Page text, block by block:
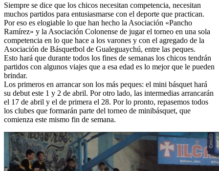
Siempre se dice que los chicos necesitan competencia, necesitan
muchos partidos para entusiasmarse con el deporte que practican.
Por eso es elogiable lo que han hecho la Asociación «Pancho
Ramírez» y la Asociación Colonense de jugar el torneo en una sola
competencia en lo que hace a los varones y con el agregado de la
Asociación de Básquetbol de Gualeguaychú, entre las peques.
Esto hará que durante todos los fines de semanas los chicos tendrán
partidos con algunos viajes que a esa edad es lo mejor que le pueden
brindar.
Los primeros en arrancar son los más peques: el mini básquet hará
su debut este 1 y 2 de abril. Por otro lado, las intermedias arrancarán
el 17 de abril y el de primera el 28. Por lo pronto, repasemos todos
los clubes que formarán parte del torneo de minibásquet, que
comienza este mismo fin de semana.